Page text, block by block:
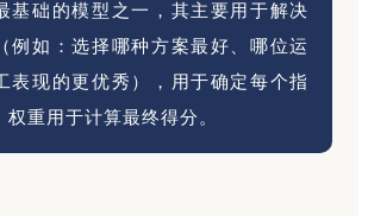
基础的模型之一，其主要用于解决
例如：选择哪种方案最好、哪位运
表现的更优秀），用于确定每个指
重用于计算最终得分。